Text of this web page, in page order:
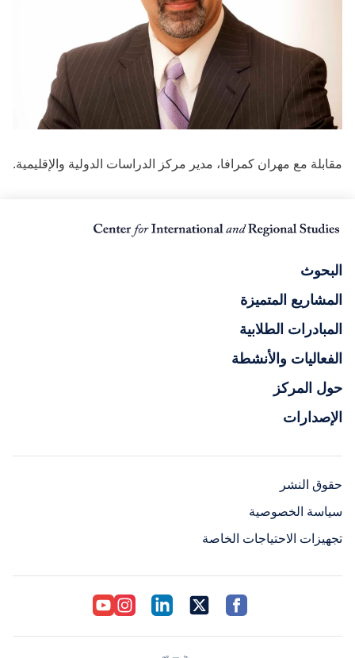
مقابلة مع مهران كمرافا، مدير مركز الدراسات الدولية والإقليمية.
البحوث
المشاريع المتميزة
المبادرات الطلابية
الفعاليات والأنشطة
حول المركز
الإصدارات
حقوق النشر
سياسة الخصوصية
تجهيزات الاحتياجات الخاصة